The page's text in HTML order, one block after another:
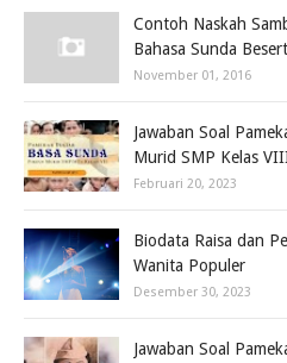
Contoh Naskah
Bahasa Sunda
November 01, 2016
Jawaban Soal
Murid SMP Kelas
Februari 20, 2023
Biodata Raisa dan
Wanita Populer
Desember 30, 2023
Jawaban Soal